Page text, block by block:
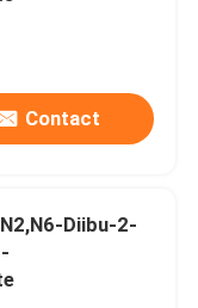
Contact
Diibu-2-